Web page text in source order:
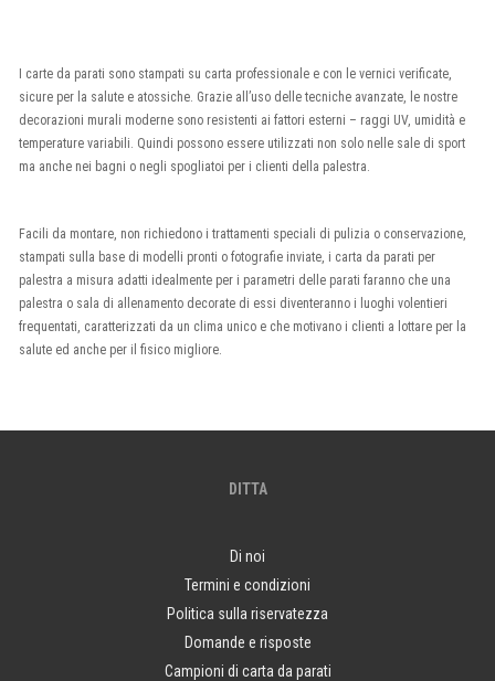
I carte da parati sono stampati su carta professionale e con le vernici verificate,
sicure per la salute e atossiche. Grazie all’uso delle tecniche avanzate, le nostre
decorazioni murali moderne sono resistenti ai fattori esterni – raggi UV, umidità e
temperature variabili. Quindi possono essere utilizzati non solo nelle sale di sport
ma anche nei bagni o negli spogliatoi per i clienti della palestra.
Facili da montare, non richiedono i trattamenti speciali di pulizia o conservazione,
stampati sulla base di modelli pronti o fotografie inviate, i carta da parati per
palestra a misura adatti idealmente per i parametri delle parati faranno che una
palestra o sala di allenamento decorate di essi diventeranno i luoghi volentieri
frequentati, caratterizzati da un clima unico e che motivano i clienti a lottare per la
salute ed anche per il fisico migliore.
DITTA
Di noi
Termini e condizioni
Politica sulla riservatezza
Domande e risposte
Campioni di carta da parati